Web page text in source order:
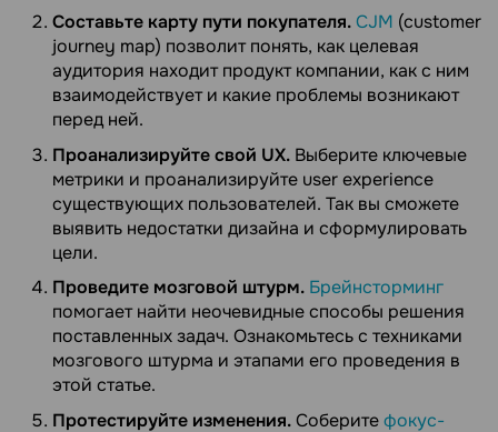
Составьте карту пути покупателя.CJM (customer
journey map) позволит понять, как целевая
аудитория находит продукт компании, как с ним
взаимодействует и какие проблемы возникают
перед ней.
Проанализируйте свой UX. Выберите ключевые
метрики и проанализируйте user experience
существующих пользователей. Так вы сможете
выявить недостатки дизайна и сформулировать
цели.
Проведите мозговой штурм. Брейнсторминг
помогает найти неочевидные способы решения
поставленных задач. Ознакомьтесь с техниками
мозгового штурма и этапами его проведения в
этой статье.
Протестируйте изменения.Соберитефокус-